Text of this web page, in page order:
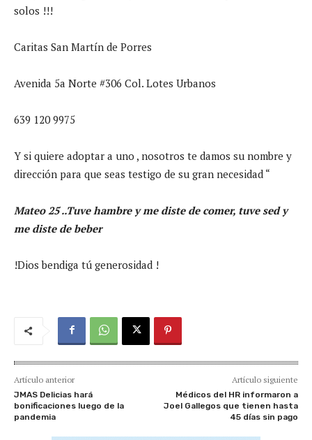
solos !!!
Caritas San Martín de Porres
Avenida 5a Norte #306 Col. Lotes Urbanos
639 120 9975
Y si quiere adoptar a uno , nosotros te damos su nombre y
dirección para que seas testigo de su gran necesidad “
Mateo 25 ..Tuve hambre y me diste de comer, tuve sed y
me diste de beber
!Dios bendiga tú generosidad !
Artículo anterior
JMAS Delicias hará
bonificaciones luego de la
pandemia
Artículo siguiente
Médicos del HR informaron a
Joel Gallegos que tienen hasta
45 días sin pago